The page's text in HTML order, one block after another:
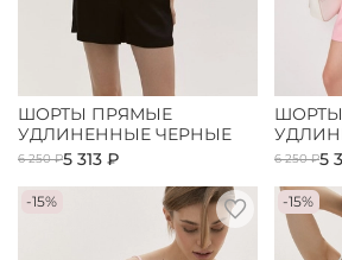
ШОРТЫ ПРЯМЫЕ
УДЛИНЕННЫЕ ЧЕРНЫЕ
6 250 ₽5 313 ₽ 6 250 ₽5
-15% -15%